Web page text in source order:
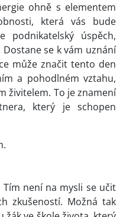
ohně s elementem
která vás bude
podnikatelský úspěch,
se k vám uznání
může značit tento den
a pohodlném vztahu,
živitelem. To je znamení
který je schopen
není na mysli se učit
zkušeností. Možná tak